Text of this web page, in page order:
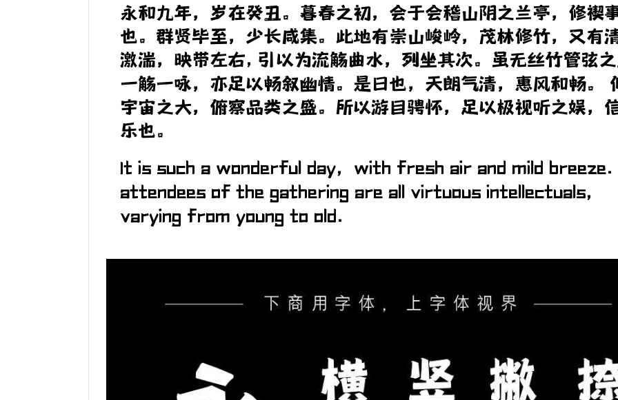
永和九年，岁在癸丑。暮春之初，会于会稽山阴之兰亭，修禊
也。群贤毕至，少长咸集。此地有崇山峻岭，茂林修竹，又有
激湍，映带左右,引以为流觞曲水，列坐其次。虽无丝竹管弦
一觞一咏，亦足以畅叙幽情。是日也，天朗气清，惠风和畅。
宇宙之大，俯察品类之盛。所以游目骋怀，足以极视听之娱，
乐也。
It is such a wonderful day, with fresh air and mild
attendees of the gathering are all virtuous intellectuals,
varying from young to old.